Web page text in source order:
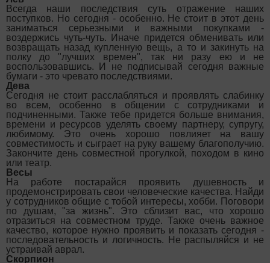
Всегда наши последствия суть отражение наших
поступков. Но сегодня - особенно. Не стоит в этот день
заниматься серьезными и важными покупками -
воздержись чуть-чуть. Иначе придется обменивать или
возвращать назад купленную вещь, а то и закинуть на
полку до "лучших времен", так ни разу ею и не
воспользовавшись. И не подписывай сегодня важные
бумаги - это чревато последствиями.
Дева
Сегодня не стоит расслабляться и проявлять слабинку
во всем, особенно в общении с сотрудниками и
подчиненными. Также тебе придется больше внимания,
времени и ресурсов уделять своему партнеру, супругу,
любимому. Это очень хорошо повлияет на вашу
совместимость и сыграет на руку вашему благополучию.
Закончите день совместной прогулкой, походом в кино
или театр.
Весы
На работе постарайся проявить душевность и
продемонстрировать свои человеческие качества. Найди
у сотрудников общие с тобой интересы, хобби. Поговори
по душам, "за жизнь". Это сблизит вас, что хорошо
отразиться на совместном труде. Также очень важное
качество, которое нужно проявить и показать сегодня -
последовательность и логичность. Не распыляйся и не
устраивай аврал.
Скорпион